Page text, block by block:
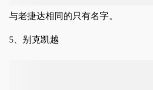
与老捷达相同的只有名字。
5、别克凯越